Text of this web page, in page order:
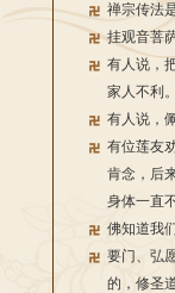
禅宗传法
挂观音菩
有人说，
家人不利
有人说，
有位莲友
肯念，后
身体一直
佛知道我
要门、弘
的，修圣